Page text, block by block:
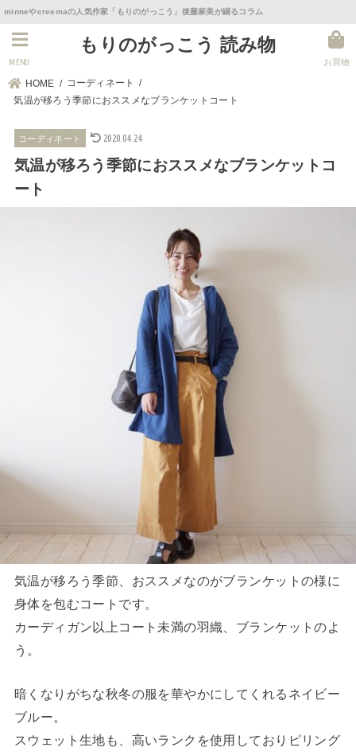
minneやcreemaの人気作家「もりのがっこう」後藤麻美が綴るコラム
もりのがっこう 読み物
お買物
MENU
HOME
コーディネート
気温が移ろう季節におススメなブランケットコート
コーディネート 2020.04.24
気温が移ろう季節におススメなブランケットコ
ート
気温が移ろう季節、おススメなのがブランケットの様に
身体を包むコートです。
カーディガン以上コート未満の羽織、ブランケットのよ
う。
暗くなりがちな秋冬の服を華やかにしてくれるネイビー
ブルー。
スウェット生地も、高いランクを使用しておりピリング